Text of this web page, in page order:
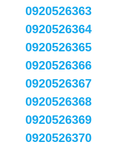
0920526363
0920526364
0920526365
0920526366
0920526367
0920526368
0920526369
0920526370